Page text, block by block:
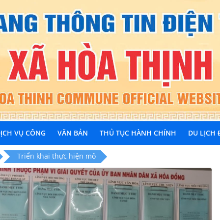
VỤ CÔNG VĂN BẢN THỦ TỤC HÀNH CHÍNH DU LỊCH
Triển khai thực hiện mô